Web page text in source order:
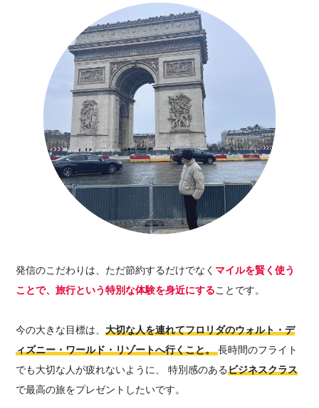
発信のこだわりは、ただ節約するだけでなく マイルを賢く使う
ことで、旅行という特別な体験を身近にすることです。
今の大きな目標は、大切な人を連れてフロリダのウォルト・デ
ィズニー・ワールド・リゾートへ行くこと。長時間のフライト
でも大切な人が疲れないように、 特別感のあるビジネスクラス
で最高の旅をプレゼントしたいです。